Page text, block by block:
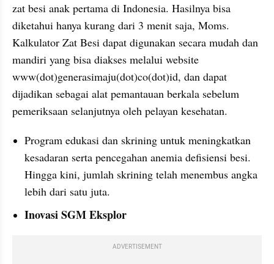
zat besi anak pertama di Indonesia. Hasilnya bisa
diketahui hanya kurang dari 3 menit saja, Moms.
Kalkulator Zat Besi dapat digunakan secara mudah dan
mandiri yang bisa diakses melalui website
www(dot)generasimaju(dot)co(dot)id, dan dapat
dijadikan sebagai alat pemantauan berkala sebelum
pemeriksaan selanjutnya oleh pelayan kesehatan.
Program edukasi dan skrining untuk meningkatkan
kesadaran serta pencegahan anemia defisiensi besi.
Hingga kini, jumlah skrining telah menembus angka
lebih dari satu juta.
Inovasi SGM Eksplor
ADVERTISEMENT